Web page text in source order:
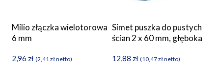
Milio złączka wielotorowa
6 mm
2,96 zł (2,41złnetto)
Simet puszka do pustych
ścian 2 x 60 mm, głęboka
12,88 zł (10,47złnetto)